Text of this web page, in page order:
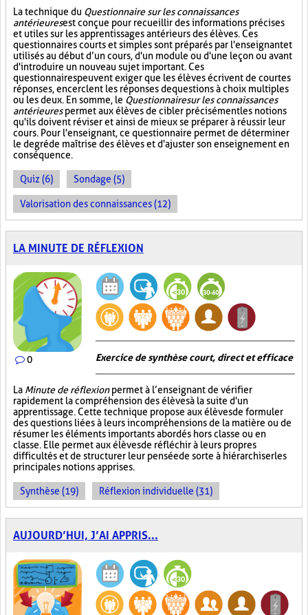
La technique du Questionnaire sur les connaissances
antérieuresest conçue pour recueillir des informations précises
et utiles sur les apprentissages antérieurs des élèves. Ces
questionnaires courts et simples sont préparés par l'enseignant et
utilisés au début d’un cours, d'un module ou d'une leçon ou avant
d'introduire un nouveau sujet important. Ces
questionnaires peuvent exiger que les élèves écrivent de courtes
réponses, encerclent les réponses de questions à choix multiples
ou les deux. En somme, le Questionnaire sur les connaissances
antérieurespermet aux élèves de cibler précisément les notions
qu'ils doivent réviser et ainsi de mieux se préparer à réussir leur
cours. Pour l'enseignant, ce questionnaire permet de déterminer
le degré de maîtrise des élèves et d'ajuster son enseignement en
conséquence.
Quiz (6) Sondage (5)
Valorisation des connaissances (12)
LA MINUTE DE RÉFLEXION
0 Exercice de synthèse court, direct et efficace
La Minute de réflexionpermet à l’enseignant de vérifier
rapidement la compréhension des élèves à la suite d'un
apprentissage. Cette technique propose aux élèves de formuler
des questions liées à leurs incompréhensions de la matière ou de
résumer les éléments importants abordés hors classe ou en
classe. Elle permet aux élèves de réfléchir à leurs propres
difficultés et de structurer leur pensée de sorte à hiérarchiser les
principales notions apprises.
Synthèse (19) Réflexion individuelle (31)
AUJOURD’HUI, J’AI APPRIS...